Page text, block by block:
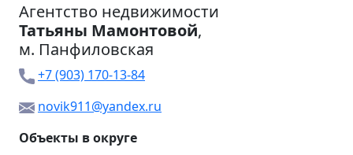
Агентство недвижимости
Татьяны Мамонтовой,
м. Панфиловская
+7 (903) 170-13-84
novik911@yandex.ru
Объекты в округе